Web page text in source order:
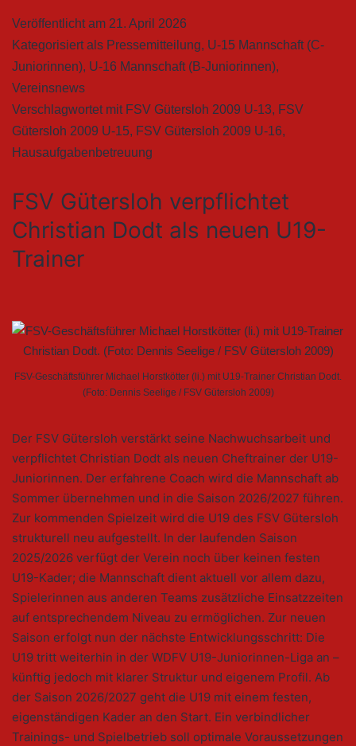
Veröffentlicht am 21. April 2026
Kategorisiert als Pressemitteilung, U-15 Mannschaft (C-
Juniorinnen), U-16 Mannschaft (B-Juniorinnen),
Vereinsnews
Verschlagwortet mit FSV Gütersloh 2009 U-13, FSV
Gütersloh 2009 U-15, FSV Gütersloh 2009 U-16,
Hausaufgabenbetreuung
FSV Gütersloh verpflichtet
Christian Dodt als neuen U19-
Trainer
FSV-Geschäftsführer Michael Horstkötter (li.) mit U19-Trainer Christian Dodt.
(Foto: Dennis Seelige / FSV Gütersloh 2009)
Der FSV Gütersloh verstärkt seine Nachwuchsarbeit und
verpflichtet Christian Dodt als neuen Cheftrainer der U19-
Juniorinnen. Der erfahrene Coach wird die Mannschaft ab
Sommer übernehmen und in die Saison 2026/2027 führen.
Zur kommenden Spielzeit wird die U19 des FSV Gütersloh
strukturell neu aufgestellt. In der laufenden Saison
2025/2026 verfügt der Verein noch über keinen festen
U19-Kader; die Mannschaft dient aktuell vor allem dazu,
Spielerinnen aus anderen Teams zusätzliche Einsatzzeiten
auf entsprechendem Niveau zu ermöglichen. Zur neuen
Saison erfolgt nun der nächste Entwicklungsschritt: Die
U19 tritt weiterhin in der WDFV U19-Juniorinnen-Liga an –
künftig jedoch mit klarer Struktur und eigenem Profil. Ab
der Saison 2026/2027 geht die U19 mit einem festen,
eigenständigen Kader an den Start. Ein verbindlicher
Trainings- und Spielbetrieb soll optimale Voraussetzungen